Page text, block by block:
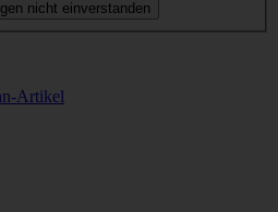
Artikel